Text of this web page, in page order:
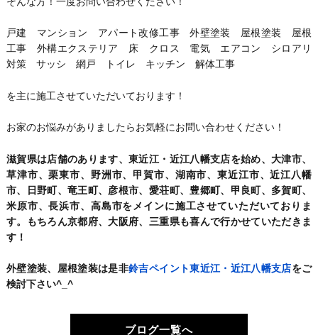
戸建 マンション アパート改修工事 外壁塗装 屋根塗装 屋根
工事 外構エクステリア 床 クロス 電気 エアコン シロアリ
対策 サッシ 網戸 トイレ キッチン 解体工事
を主に施工させていただいております！
お家のお悩みがありましたらお気軽にお問い合わせください！
滋賀県は店舗のあります、東近江・近江八幡支店を始め、大津市、
草津市、栗東市、野洲市、甲賀市、湖南市、東近江市、近江八幡
市、日野町、竜王町、彦根市、愛荘町、豊郷町、甲良町、多賀町、
米原市、長浜市、高島市をメインに施工させていただいておりま
す。もちろん京都府、大阪府、三重県も喜んで行かせていただきま
す！
外壁塗装、屋根塗装は是非鈴吉ペイント東近江・近江八幡支店をご
検討下さい^_^
ブログ一覧へ